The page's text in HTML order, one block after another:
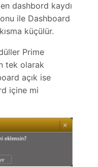
dashbord kaydı
ile Dashboard
küçülür.
Prime
tek olarak
açık ise
içine mi